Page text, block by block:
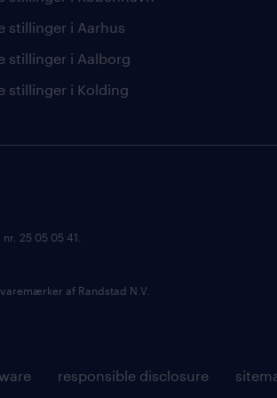
stillinger i Aarhus
stillinger i Aalborg
stillinger i Kolding
responsible disclosure
25 05 05 41.
varemærker af Randstad N.V.